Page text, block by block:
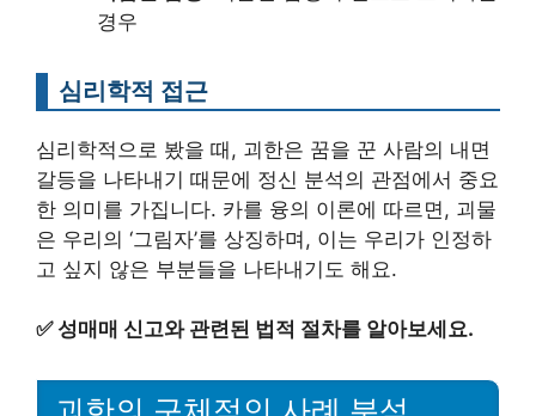
경우
심리학적 접근
심리학적으로 봤을 때, 괴한은 꿈을 꾼 사람의 내면
갈등을 나타내기 때문에 정신 분석의 관점에서 중요
한 의미를 가집니다. 카를 융의 이론에 따르면, 괴물
은 우리의 ‘그림자’를 상징하며, 이는 우리가 인정하
고 싶지 않은 부분들을 나타내기도 해요.
✅성매매 신고와 관련된 법적 절차를 알아보세요.